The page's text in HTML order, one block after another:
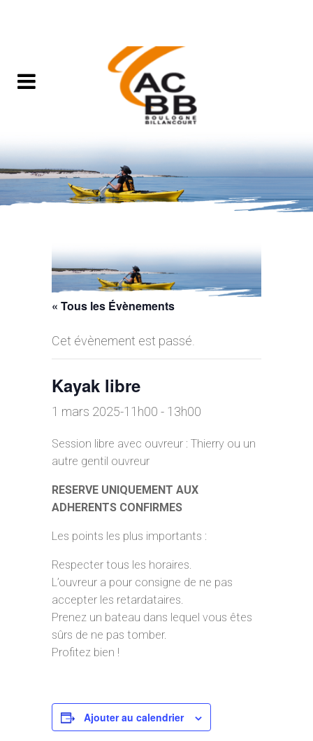
« Tous les Évènements
Cet évènement est passé.
Kayak libre
1 mars 2025-11h00 - 13h00
Session libre avec ouvreur : Thierry ou un
autre gentil ouvreur
RESERVE UNIQUEMENT AUX
ADHERENTS CONFIRMES
Les points les plus importants :
Respecter tous les horaires.
L’ouvreur a pour consigne de ne pas
accepter les retardataires.
Prenez un bateau dans lequel vous êtes
sûrs de ne pas tomber.
Profitez bien !
Ajouter au calendrier